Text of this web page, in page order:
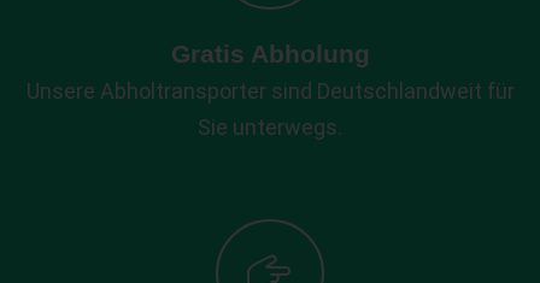
Gratis Abholung
Unsere Abholtransporter sind Deutschlandweit für
Sie unterwegs.